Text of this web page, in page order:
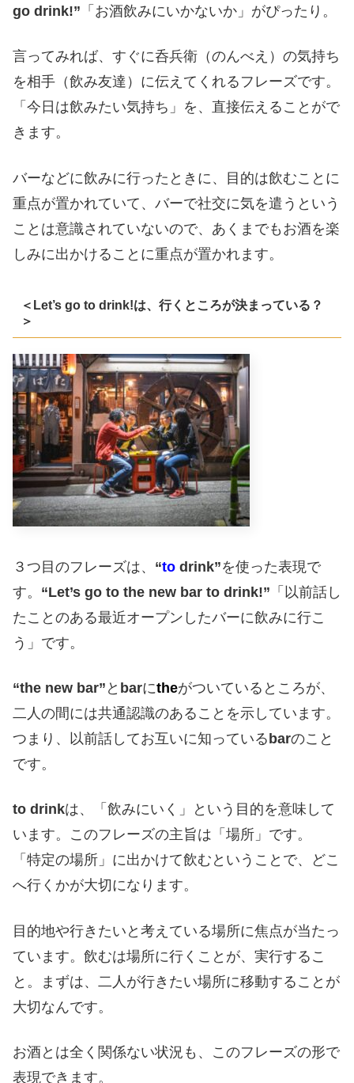
go drink!” 「お酒飲みにいかないか」がぴったり。
言ってみれば、すぐに呑兵衛（のんべえ）の気持ち
を相手（飲み友達）に伝えてくれるフレーズです。
「今日は飲みたい気持ち」を、直接伝えることがで
きます。
バーなどに飲みに行ったときに、目的は飲むことに
重点が置かれていて、バーで社交に気を遣うという
ことは意識されていないので、あくまでもお酒を楽
しみに出かけることに重点が置かれます。
＜Let’s go to drink!は、行くところが決まっている？
＞
３つ目のフレーズは、 “to drink”を使った表現で
す。 “Let’s go to the new bar to drink!” 「以前話し
たことのある最近オープンしたバーに飲みに行こ
う」です。
“the new bar” と barにtheがついているところが、
二人の間には共通認識のあることを示しています。
つまり、以前話してお互いに知っている barのこと
です。
to drinkは、「飲みにいく」という目的を意味して
います。このフレーズの主旨は「場所」です。
「特定の場所」に出かけて飲むということで、どこ
へ行くかが大切になります。
目的地や行きたいと考えている場所に焦点が当たっ
ています。飲むは場所に行くことが、実行するこ
と。まずは、二人が行きたい場所に移動することが
大切なんです。
お酒とは全く関係ない状況も、このフレーズの形で
表現できます。